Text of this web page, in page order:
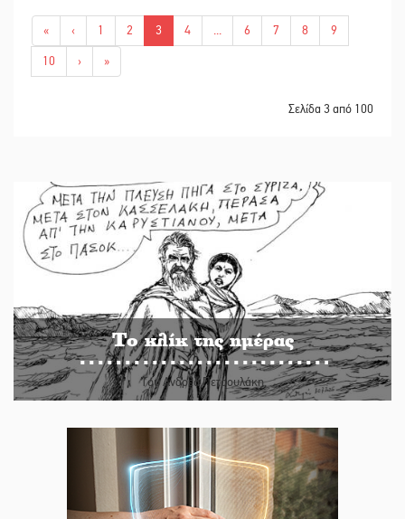
« ‹ 1 2 3 4 ... 6 7 8
9
10
› »
Σελίδα 3 από 100
Το κλίκ της ημέρας
Του Ανδρέα Πετρουλάκη